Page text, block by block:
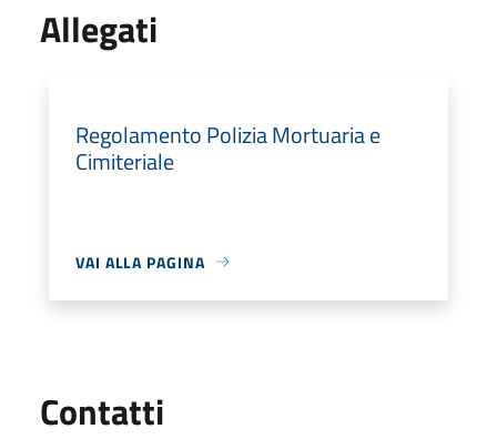
Allegati
Regolamento Polizia Mortuaria e
Cimiteriale
VAI ALLA PAGINA
Contatti